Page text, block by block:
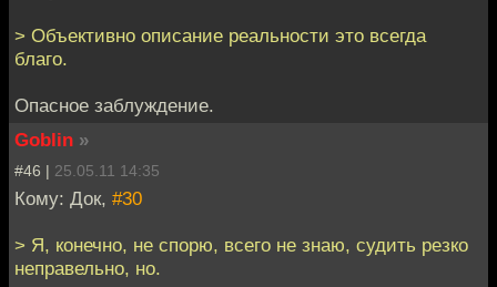
> Объективно описание реальности это всегда
благо.
Опасное заблуждение.
Goblin »
#46 | 25.05.11 14:35
Кому: Док, #30
> Я, конечно, не спорю, всего не знаю, судить резко
неправельно, но.